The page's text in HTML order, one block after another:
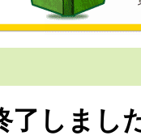
了しまし